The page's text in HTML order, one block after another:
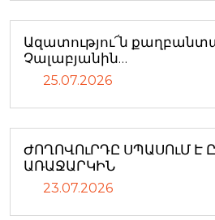
Ազատությու՜ն
Չալաբյանին…
25.07.2026
ԺՈՂՈՎՈւՐԴԸ ՍՊԱՍՈւՄ Է
ԱՌԱՋԱՐԿԻՆ
23.07.2026